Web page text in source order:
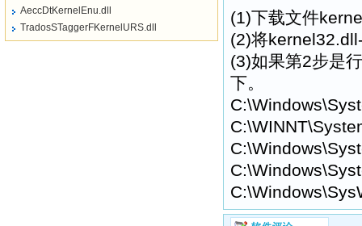
(1)下载文件
(2)将
(3)如果第2步是
下。
AeccDtKernelEnu.dll
TradosSTaggerFKernelURS.dll